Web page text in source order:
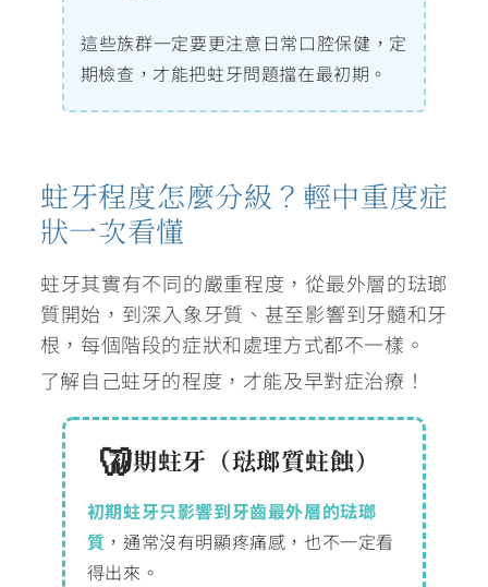
這些族群一定要更注意日常口腔保健，定
期檢查，才能把蛀牙問題擋在最初期。
蛀牙程度怎麼分級？輕中重度症
狀一次看懂
蛀牙其實有不同的嚴重程度，從最外層的琺瑯
質開始，到深入象牙質、甚至影響到牙髓和牙
根，每個階段的症狀和處理方式都不一樣。
了解自己蛀牙的程度，才能及早對症治療！
初期蛀牙（琺瑯質蛀蝕）
初期蛀牙只影響到牙齒最外層的琺瑯
質 ，通常沒有明顯疼痛感，也不一定看
得出來。